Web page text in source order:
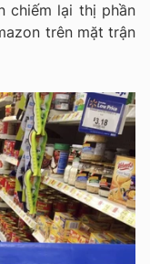
chiếm lại thị phần
trên mặt trận